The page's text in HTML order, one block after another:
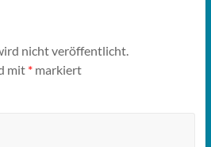
nicht veröffentlicht.
mit *markiert